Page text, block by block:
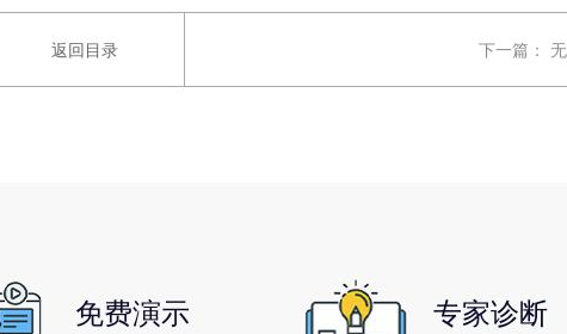
返回目录 下一篇： 无
免费演示 专家诊断